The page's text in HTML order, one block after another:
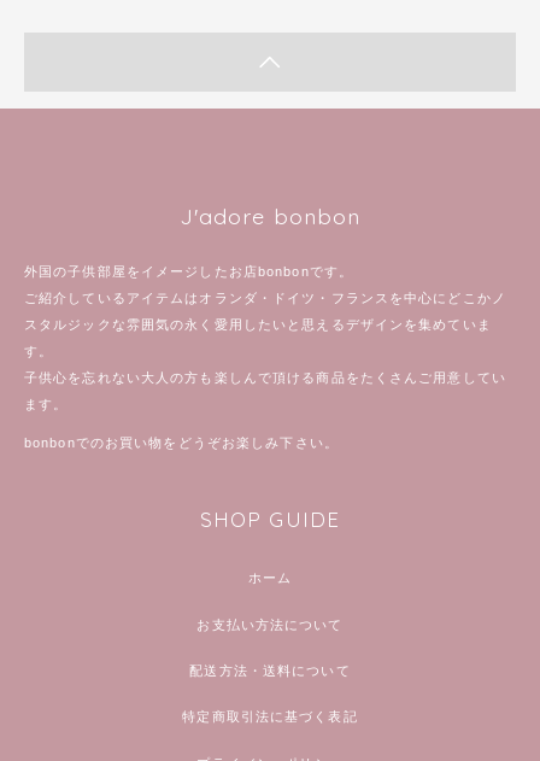
J'adore bonbon
外国の子供部屋をイメージしたお店bonbonです。
ご紹介しているアイテムはオランダ・ドイツ・フランスを中心にどこかノ
スタルジックな雰囲気の永く愛用したいと思えるデザインを集めていま
す。
子供心を忘れない大人の方も楽しんで頂ける商品をたくさんご用意してい
ます。
bonbonでのお買い物をどうぞお楽しみ下さい。
SHOP GUIDE
ホーム
お支払い方法について
配送方法・送料について
特定商取引法に基づく表記